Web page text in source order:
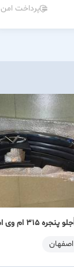
پرداخت امن
جلو پنجره ۳۱۵ ام وی ام قدیم اصفهان
اصفهان